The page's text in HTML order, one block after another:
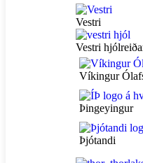
Vestri
Vestri
Víkingur
Þingeyingur
Þjótandi